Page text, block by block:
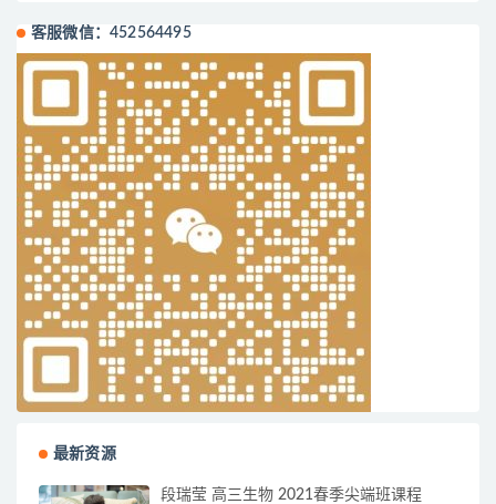
客服微信：452564495
最新资源
段瑞莹 高三生物 2021春季尖端班课程